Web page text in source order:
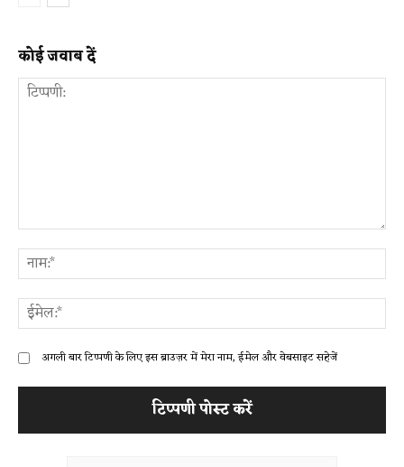
कोई जवाब दें
अगली बार टिप्पणी के लिए इस ब्राउज़र में मेरा नाम, ईमेल और वेबसाइट सहेजें